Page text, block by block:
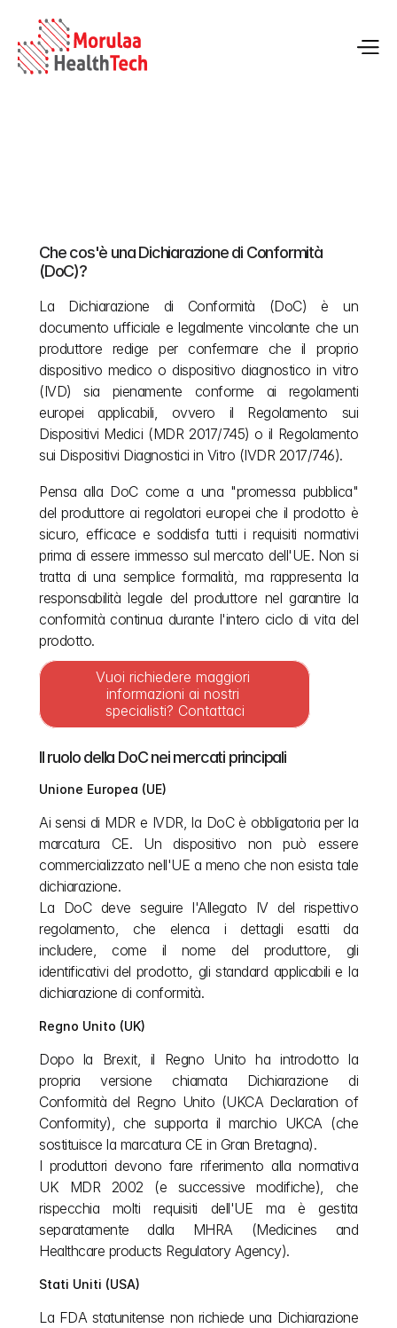
22 mag 2026
Che cos'è una Dichiarazione di Conformità
(DoC)?
La Dichiarazione di Conformità (DoC) è un
documento ufficiale e legalmente vincolante che un
produttore redige per confermare che il proprio
dispositivo medico o dispositivo diagnostico in vitro
(IVD) sia pienamente conforme ai regolamenti
europei applicabili, ovvero il Regolamento sui
Dispositivi Medici (MDR 2017/745) o il Regolamento
sui Dispositivi Diagnostici in Vitro (IVDR 2017/746).
Pensa alla DoC come a una "promessa pubblica"
del produttore ai regolatori europei che il prodotto è
sicuro, efficace e soddisfa tutti i requisiti normativi
prima di essere immesso sul mercato dell'UE. Non si
tratta di una semplice formalità, ma rappresenta la
responsabilità legale del produttore nel garantire la
conformità continua durante l'intero ciclo di vita del
prodotto.
Vuoi richiedere maggiori
informazioni ai nostri
specialisti? Contattaci
Il ruolo della DoC nei mercati principali
Unione Europea (UE)
Ai sensi di MDR e IVDR, la DoC è obbligatoria per la
marcatura CE. Un dispositivo non può essere
commercializzato nell'UE a meno che non esista tale
dichiarazione.
La DoC deve seguire l'Allegato IV del rispettivo
regolamento, che elenca i dettagli esatti da
includere, come il nome del produttore, gli
identificativi del prodotto, gli standard applicabili e la
dichiarazione di conformità.
Regno Unito (UK)
Dopo la Brexit, il Regno Unito ha introdotto la
propria versione chiamata Dichiarazione di
Conformità del Regno Unito (UKCA Declaration of
Conformity), che supporta il marchio UKCA (che
sostituisce la marcatura CE in Gran Bretagna).
I produttori devono fare riferimento alla normativa
UK MDR 2002 (e successive modifiche), che
rispecchia molti requisiti dell'UE ma è gestita
separatamente dalla MHRA (Medicines and
Healthcare products Regulatory Agency).
Stati Uniti (USA)
La FDA statunitense non richiede una Dichiarazione